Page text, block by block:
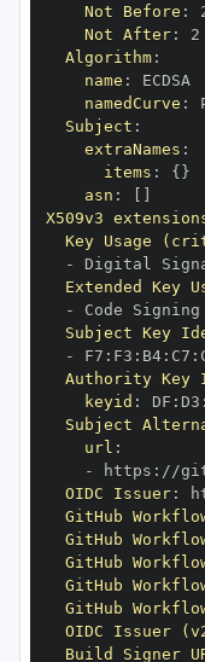
Not Before :
Not After: 2
Algorithm:
name :
namedCurve :
Subject :
extraNames :
items : { }
asn :
X509v3
Key Usage
-
Extended Key
-
Subject Key
-
F7 : F3 : B4: C7 :
Authority
keyid : DF : D3 :
Subject
url :
-
https :
OIDC Issuer:
GitHub
GitHub
GitHub
GitHub
GitHub
OIDC Issuer
Build Signer